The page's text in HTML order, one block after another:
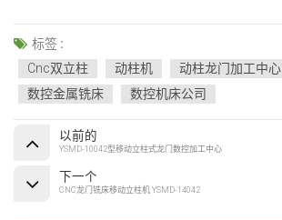
标签 :
Cnc双立柱
动柱机 动柱龙门加工中心
数控金属铣床
数控机床公司
以前的
YSMD-10042型移动立柱式龙门数控加工中心
下一个
CNC龙门铣床移动立柱机 YSMD-14042